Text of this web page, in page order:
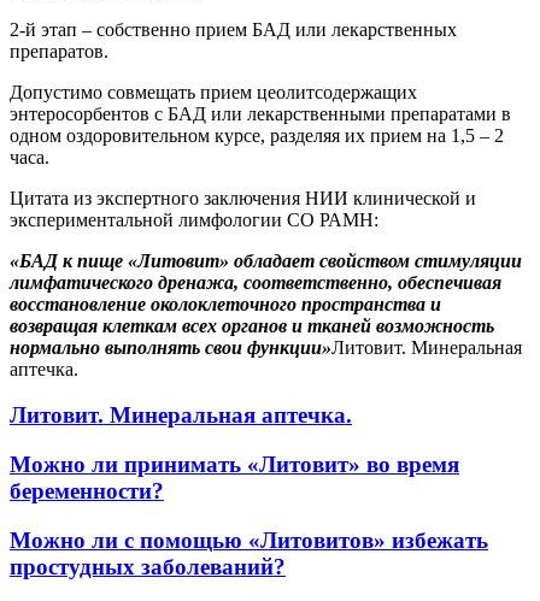
2-й этап – собственно прием БАД или лекарственных
препаратов.
Допустимо совмещать прием цеолитсодержащих
энтеросорбентов с БАД или лекарственными препаратами в
одном оздоровительном курсе, разделяя их прием на 1,5 – 2
часа.
Цитата из экспертного заключения НИИ клинической и
экспериментальной лимфологии СО РАМН:
«БАД к пище «Литовит» обладает свойством стимуляции
лимфатического дренажа, соответственно, обеспечивая
восстановление околоклеточного пространства и
возвращая клеткам всех органов и тканей возможность
нормально выполнять свои функции»Литовит. Минеральная
аптечка.
Литовит. Минеральная аптечка.
Можно ли принимать «Литовит» во время
беременности?
Можно ли с помощью «Литовитов» избежать
простудных заболеваний?